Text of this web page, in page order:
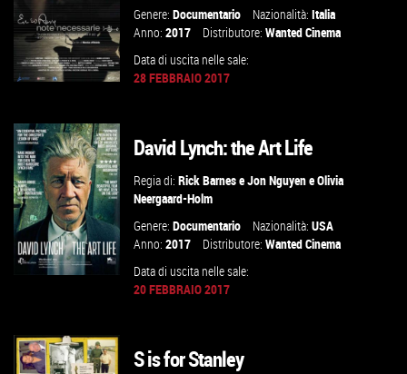
GUARDA IL TRAILER
VAI ALLA SCHEDA
Genere:Documentario Nazionalità:Italia
Anno:2017 Distributore:Wanted Cinema
Data di uscita nelle sale:
28 FEBBRAIO 2017
GUARDA IL TRAILER
David Lynch: the Art Life
Regia di:Rick BarneseJon NguyeneOlivia
Neergaard-Holm
Genere:Documentario Nazionalità:USA
Anno:2017 Distributore:Wanted Cinema
Data di uscita nelle sale:
20 FEBBRAIO 2017
S is for Stanley